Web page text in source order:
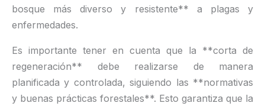
bosque más diverso y resistente** a plagas y
enfermedades.
Es importante tener en cuenta que la **corta de
regeneración** debe realizarse de manera
planificada y controlada, siguiendo las **normativas
y buenas prácticas forestales**. Esto garantiza que la